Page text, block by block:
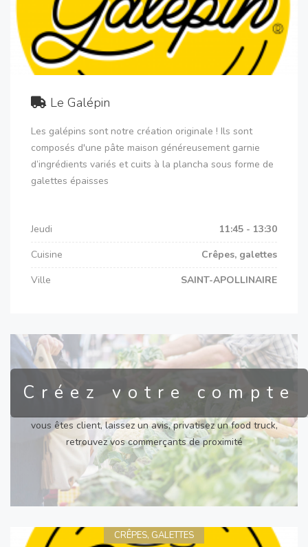
Le Galépin
Les galépins sont notre création originale ! Ils sont
composés d'une pâte maison généreusement garnie
d’ingrédients variés et cuits à la plancha sous forme de
galettes épaisses
Jeudi
11:45 - 13:30
Cuisine
Crêpes, galettes
Ville
SAINT-APOLLINAIRE
Créez votre compte
vous êtes client, laissez un avis, privatisez un food truck,
retrouvez vos commerçants de proximité
CRÊPES, GALETTES